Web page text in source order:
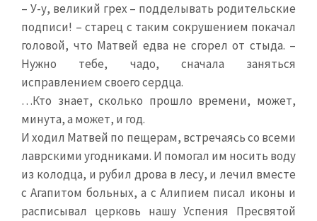
– У-у, великий грех – подделывать родительские
подписи! – старец с таким сокрушением покачал
головой, что Матвей едва не сгорел от стыда. –
Нужно тебе, чадо, сначала заняться
исправлением своего сердца.
…Кто знает, сколько прошло времени, может,
минута, а может, и год.
И ходил Матвей по пещерам, встречаясь со всеми
лаврскими угодниками. И помогал им носить воду
из колодца, и рубил дрова в лесу, и лечил вместе
с Агапитом больных, а с Алипием писал иконы и
расписывал церковь нашу Успения Пресвятой